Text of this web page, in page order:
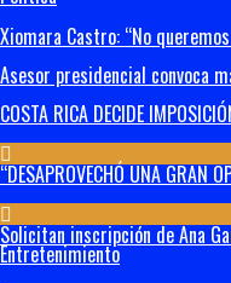
Xiomara Castro: “No
Asesor presidencial convoca
COSTA RICA DECIDE
“DESAPROVECHÓ UNA GRAN
Solicitan inscripción de Ana
Entretenimiento